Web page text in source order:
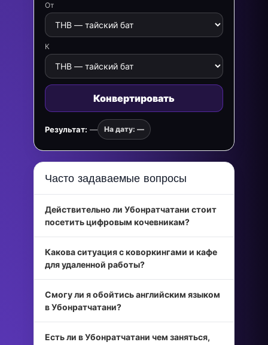
От
К
Конвертировать
Результат: — На дату: —
Часто задаваемые вопросы
Действительно ли Убонратчатани стоит
посетить цифровым кочевникам?
Какова ситуация с коворкингами и кафе
для удаленной работы?
Смогу ли я обойтись английским языком
в Убонратчатани?
Есть ли в Убонратчатани чем заняться,